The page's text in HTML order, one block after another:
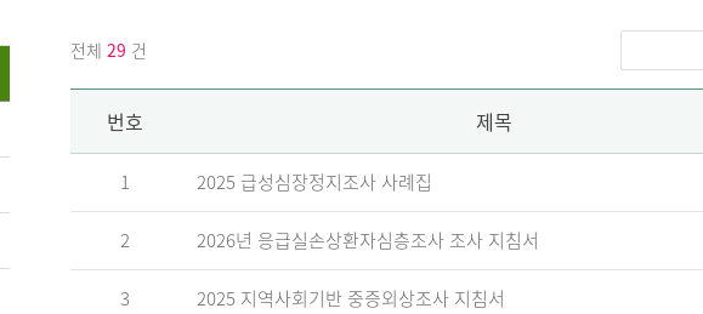
전체 29 건
번호 제목
1 2025 급성심장정지조사 사례집
2 2026년 응급실손상환자심층조사 조사 지침서
3 2025 지역사회기반 중증외상조사 지침서